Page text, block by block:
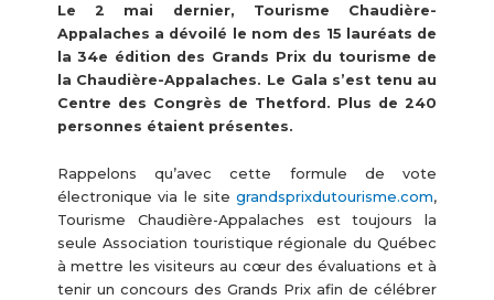
Le 2 mai dernier, Tourisme Chaudière-
Appalaches a dévoilé le nom des 15 lauréats de
la 34e édition des Grands Prix du tourisme de
la Chaudière-Appalaches. Le Gala s’est tenu au
Centre des Congrès de Thetford. Plus de 240
personnes étaient présentes.
Rappelons qu’avec cette formule de vote
électronique via le sitegrandsprixdutourisme.com,
Tourisme Chaudière-Appalaches est toujours la
seule Association touristique régionale du Québec
à mettre les visiteurs au cœur des évaluations et à
tenir un concours des Grands Prix afin de célébrer